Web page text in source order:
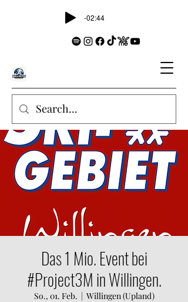
-02:44
Das 1 Mio. Event bei
#Project3M in Willingen.
So., 01. Feb.
  |
Willingen (Upland)